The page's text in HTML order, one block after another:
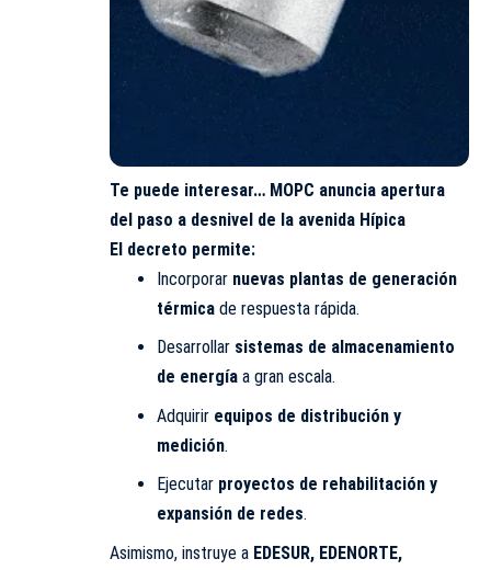
Te puede interesar… MOPC anuncia apertura
del paso a desnivel de la avenida Hípica
El decreto permite:
Incorporar nuevas plantas de generación
térmicade respuesta rápida.
Desarrollar sistemas de almacenamiento
de energíaa gran escala.
Adquirir equipos de distribución y
medición.
Ejecutar proyectos de rehabilitación y
expansión de redes.
Asimismo, instruye a EDESUR, EDENORTE,